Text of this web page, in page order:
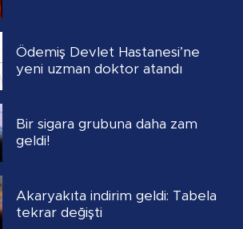
Ödemiş Devlet Hastanesi’ne
yeni uzman doktor atandı
Bir sigara grubuna daha zam
geldi!
Akaryakıta indirim geldi: Tabela
tekrar değişti